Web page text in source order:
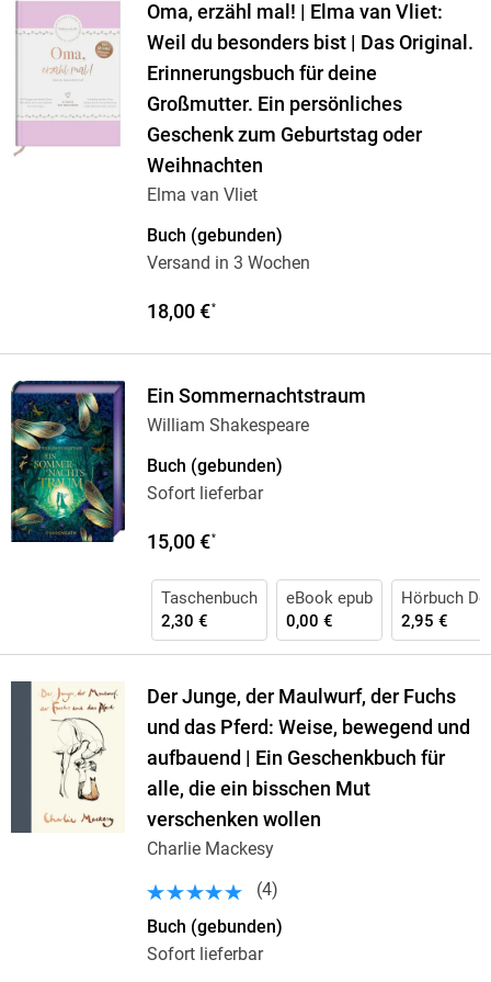
Oma, erzähl mal! | Elma van Vliet:
Weil du besonders bist | Das Original.
Erinnerungsbuch für deine
Großmutter. Ein persönliches
Geschenk zum Geburtstag oder
Weihnachten
Elma van Vliet
Buch (gebunden)
Versand in 3 Wochen
18,00 €*
Ein Sommernachtstraum
William Shakespeare
Buch (gebunden)
Sofort lieferbar
15,00 €*
Taschenbuch
2,30 €
eBook epub
0,00 €
Hörbuch
2,95 €
Der Junge, der Maulwurf, der Fuchs
und das Pferd: Weise, bewegend und
aufbauend | Ein Geschenkbuch für
alle, die ein bisschen Mut
verschenken wollen
Charlie Mackesy
(4)
Buch (gebunden)
Sofort lieferbar